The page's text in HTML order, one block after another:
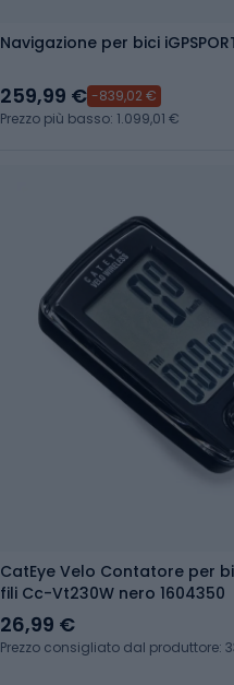
Navigazione per bici
259,99 € -839,02 €
Prezzo più basso: 1.099,01 €
CatEye Velo Contatore per
fili Cc-Vt230W nero 1604350
26,99 €
Prezzo consigliato dal produttore: